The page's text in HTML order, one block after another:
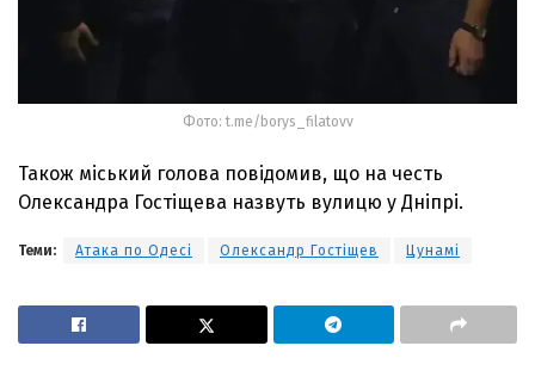
Фото: t.me/borys_filatovv
Також міський голова повідомив, що на честь
Олександра Гостіщева назвуть вулицю у Дніпрі.
Теми: Атака по Одесі Олександр Гостіщев Цунамі